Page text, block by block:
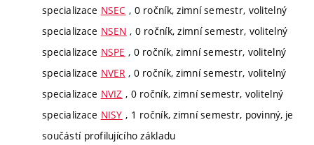
specializace NSEC , 0 ročník, zimní semestr, volitelný
specializace NSEN , 0 ročník, zimní semestr, volitelný
specializace NSPE , 0 ročník, zimní semestr, volitelný
specializace NVER , 0 ročník, zimní semestr, volitelný
specializace NVIZ , 0 ročník, zimní semestr, volitelný
specializace NISY , 1 ročník, zimní semestr, povinný, je
součástí profilujícího základu